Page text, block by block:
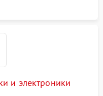
и электроники